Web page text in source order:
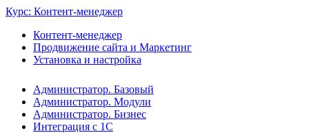
Курс: Контент-менеджер
Контент-менеджер
Продвижение сайта и Маркетинг
Установка и настройка
Администратор. Базовый
Администратор. Модули
Администратор. Бизнес
Интеграция с 1С